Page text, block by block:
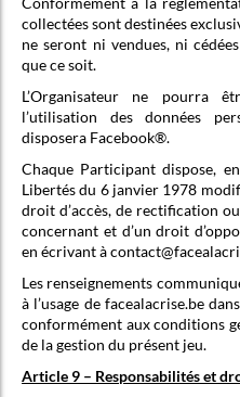
collectées sont destinées
ne seront ni vendues, ni
que ce soit.
L’Organisateur ne pourra
l’utilisation des données
disposera Facebook®.
Chaque Participant dispose,
Libertés du 6 janvier 1978
droit d’accès, de rectification
concernant et d’un droit
en écrivant à
Les renseignements
à l’usage de facealacrise.be
conformément aux conditions
de la gestion du présent jeu.
Article 9 – Responsabilités et